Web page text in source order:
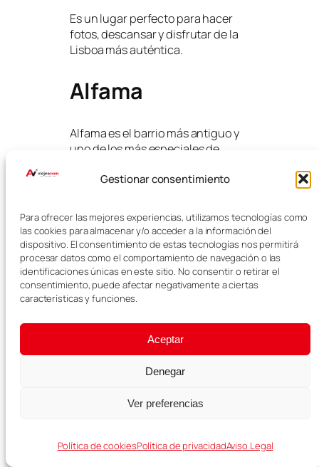
Gestionar consentimiento
Para ofrecer las mejores experiencias, utilizamos tecnologías como
las cookies para almacenar y/o acceder a la información del
dispositivo. El consentimiento de estas tecnologías nos permitirá
procesar datos como el comportamiento de navegación o las
identificaciones únicas en este sitio. No consentir o retirar el
consentimiento, puede afectar negativamente a ciertas
características y funciones.
Aceptar
Denegar
Ver preferencias
Política de cookiesPolítica de privacidadAviso Legal
Es un lugar perfecto para hacer
fotos, descansar y disfrutar de la
Lisboa más auténtica.
Alfama
Alfama es el barrio más antiguo y
uno de los más especiales de
empinadas y llenas de vida hacen
experiencia.
Es una zona donde se respira
historia, tradición y fado. No hace
falta seguir un recorrido exacto: lo
mejor es caminar sin prisa, dejarse
llevar y disfrutar del ambiente.
Si quieres vivir una experiencia
cultural al final del día, puedes
reservar unespectáculo de fado
en Lisboa aquí.